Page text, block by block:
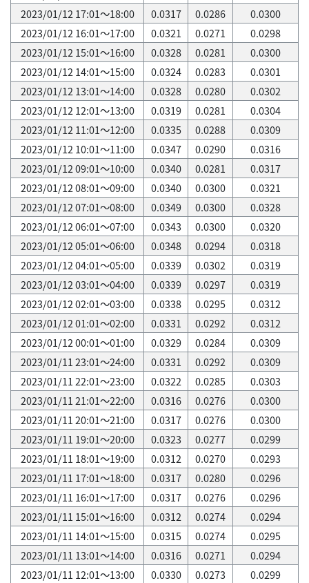
2023/01/12 17:01～18:00
0.0317 0.0286
0.0300
2023/01/12 16:01～17:00
0.0321 0.0271
0.0298
2023/01/12 15:01～16:00
0.0328 0.0281
0.0300
2023/01/12 14:01～15:00
0.0324 0.0283
0.0301
2023/01/12 13:01～14:00
0.0328 0.0280
0.0302
2023/01/12 12:01～13:00
0.0319 0.0281
0.0304
2023/01/12 11:01～12:00
0.0335 0.0288
0.0309
2023/01/12 10:01～11:00
0.0347 0.0290
0.0316
2023/01/12 09:01～10:00
0.0340 0.0281
0.0317
2023/01/12 08:01～09:00
0.0340 0.0300
0.0321
2023/01/12 07:01～08:00
0.0349 0.0300
0.0328
2023/01/12 06:01～07:00
0.0343 0.0300
0.0320
2023/01/12 05:01～06:00
0.0348 0.0294
0.0318
2023/01/12 04:01～05:00
0.0339 0.0302
0.0319
2023/01/12 03:01～04:00
0.0339 0.0297
0.0319
2023/01/12 02:01～03:00
0.0338 0.0295
0.0312
2023/01/12 01:01～02:00
0.0331 0.0292
0.0312
2023/01/12 00:01～01:00
0.0329 0.0284
0.0309
2023/01/11 23:01～24:00
0.0331 0.0292
0.0309
2023/01/11 22:01～23:00
0.0322 0.0285
0.0303
2023/01/11 21:01～22:00
0.0316 0.0276
0.0300
2023/01/11 20:01～21:00
0.0317 0.0276
0.0300
2023/01/11 19:01～20:00
0.0323 0.0277
0.0299
2023/01/11 18:01～19:00
0.0312 0.0270
0.0293
2023/01/11 17:01～18:00
0.0317 0.0280
0.0296
2023/01/11 16:01～17:00
0.0317 0.0276
0.0296
2023/01/11 15:01～16:00
0.0312 0.0274
0.0294
2023/01/11 14:01～15:00
0.0315 0.0274
0.0295
2023/01/11 13:01～14:00
0.0316 0.0271
0.0294
2023/01/11 12:01～13:00
0.0330 0.0273
0.0299